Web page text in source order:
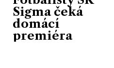
Sigma čeká
domácí
premiéra